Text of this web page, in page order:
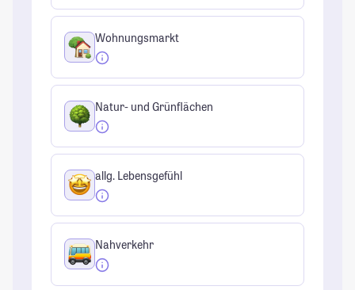
Wohnungsmarkt
Natur- und Grünflächen
allg. Lebensgefühl
Nahverkehr